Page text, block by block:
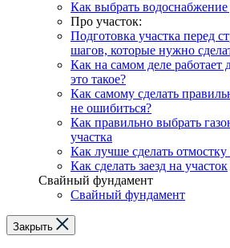
Как выбрать водоснабжение
Про участок:
Подготовка участка перед
шагов, которые нужно
Как на самом деле работает
это такое?
Как самому сделать
не ошибиться?
Как правильно выбрать
участка
Как лучше сделать
Как сделать заезд на участок
Свайный фундамент
Свайный фундамент
Закрыть